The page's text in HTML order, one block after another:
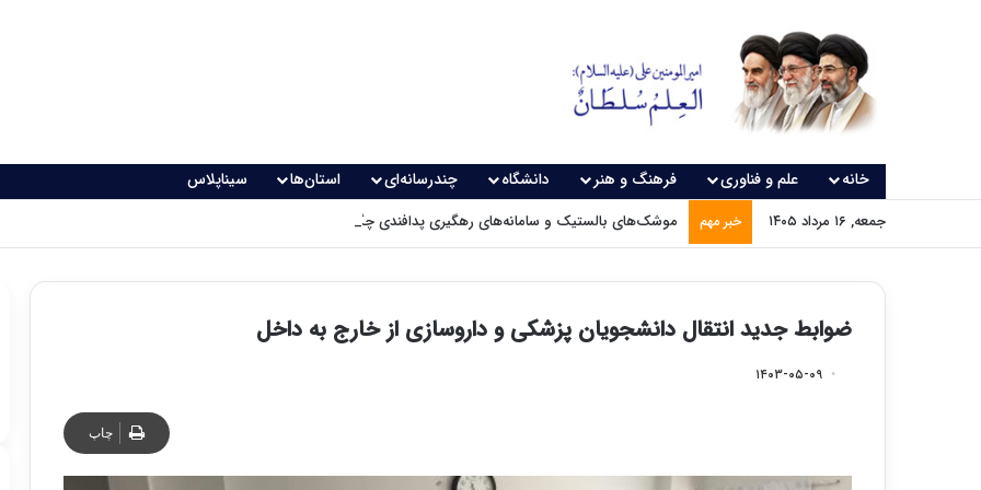
خانه علم و فناوری فرهنگ و هنر دانشگاه چندرسانه‌ای استان‌ها سیناپلاس
جمعه, ۱۶ مرداد ۱۴۰۵ خبر مهم موشک‌های بالستیک و سامانه‌های رهگیری پدافندی چگونه کار می کنند؟
ضوابط جدید انتقال دانشجویان پزشکی و داروسازی از خارج به داخل
۱۴۰۳-۰۵-۰۹
چاپ